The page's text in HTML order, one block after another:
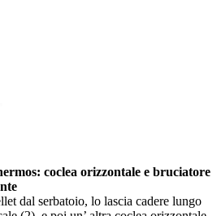
coclea orizzontale e bruciatore
dal serbatoio, lo lascia cadere lungo